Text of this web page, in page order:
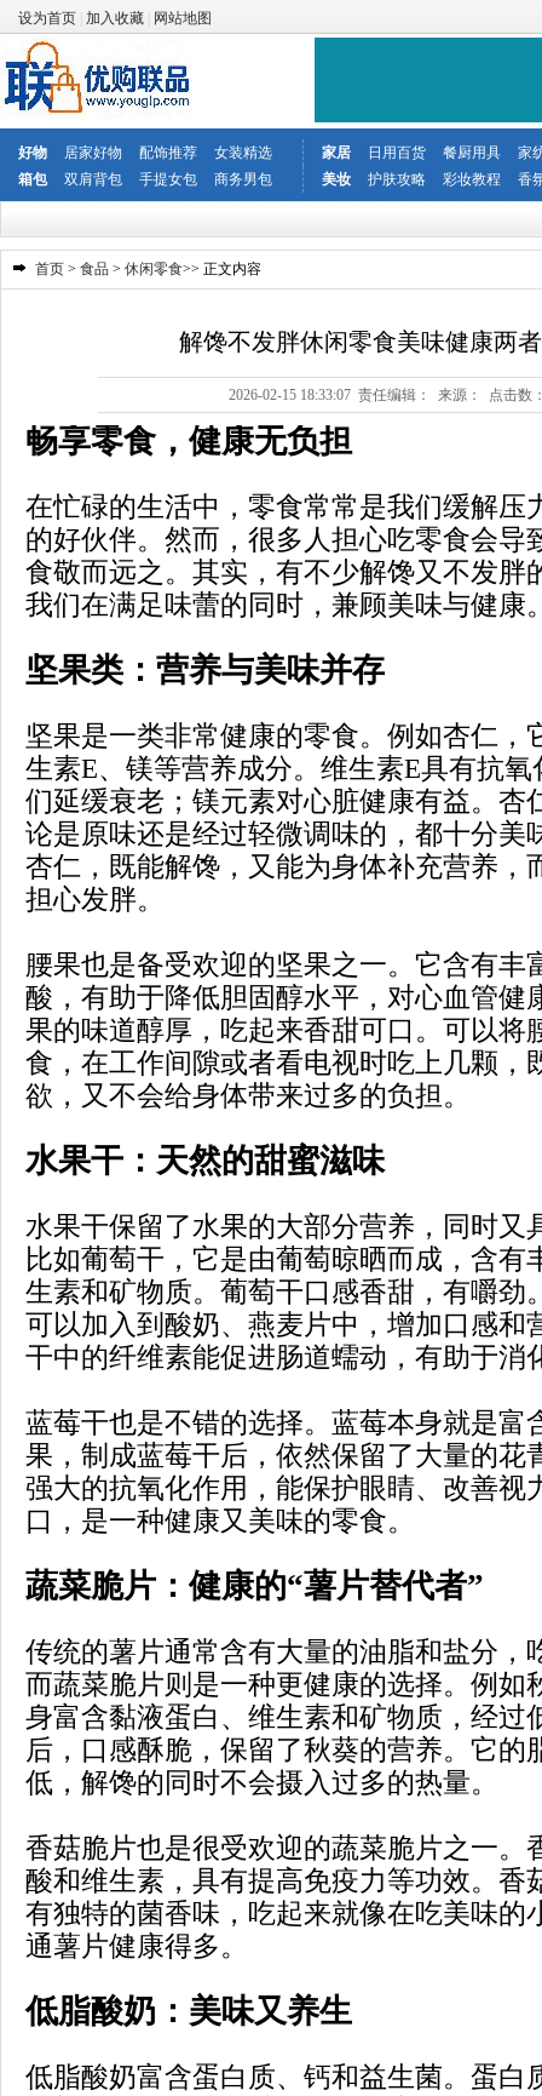
设为首页 加入收藏 网站地图
好物 居家好物 配饰推荐 女装精选 家居 日用百货 餐厨用具
家
箱包
双肩背包 手提女包 商务男包 美妆 护肤攻略 彩妆教程 香
首页 > 食品 > 休闲零食>> 正文内容
解馋不发胖休闲零食美味健康两
2026-02-15 18:33:07 责任编辑： 来源： 点击数
畅享零食，健康无负担
在忙碌的生活中，零食常常是我们缓解压
的好伙伴。然而，很多人担心吃零食会导
食敬而远之。其实，有不少解馋又不发胖
我们在满足味蕾的同时，兼顾美味与健康
坚果类：营养与美味并存
坚果是一类非常健康的零食。例如杏仁，
生素E、镁等营养成分。维生素E具有抗
们延缓衰老；镁元素对心脏健康有益。杏
论是原味还是经过轻微调味的，都十分美
杏仁，既能解馋，又能为身体补充营养，
担心发胖。
腰果也是备受欢迎的坚果之一。它含有丰
酸，有助于降低胆固醇水平，对心血管健
果的味道醇厚，吃起来香甜可口。可以将
食，在工作间隙或者看电视时吃上几颗，
欲，又不会给身体带来过多的负担。
水果干：天然的甜蜜滋味
水果干保留了水果的大部分营养，同时又
比如葡萄干，它是由葡萄晾晒而成，含有
生素和矿物质。葡萄干口感香甜，有嚼劲
可以加入到酸奶、燕麦片中，增加口感和
干中的纤维素能促进肠道蠕动，有助于消
蓝莓干也是不错的选择。蓝莓本身就是富
果，制成蓝莓干后，依然保留了大量的花
强大的抗氧化作用，能保护眼睛、改善视
口，是一种健康又美味的零食。
蔬菜脆片：健康的“薯片替代者”
传统的薯片通常含有大量的油脂和盐分，
而蔬菜脆片则是一种更健康的选择。例如
身富含黏液蛋白、维生素和矿物质，经过
后，口感酥脆，保留了秋葵的营养。它的
低，解馋的同时不会摄入过多的热量。
香菇脆片也是很受欢迎的蔬菜脆片之一。
酸和维生素，具有提高免疫力等功效。香
有独特的菌香味，吃起来就像在吃美味的
通薯片健康得多。
低脂酸奶：美味又养生
低脂酸奶富含蛋白质、钙和益生菌。蛋白